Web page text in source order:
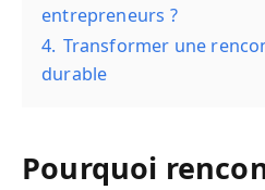
entrepreneurs ?
4. Transformer une
durable
Pourquoi